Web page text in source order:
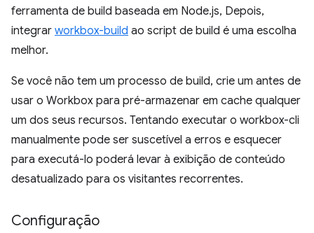
ferramenta de build baseada em Node.js, Depois,
integrar workbox-build ao script de build é uma escolha
melhor.
Se você não tem um processo de build, crie um antes de
usar o Workbox para pré-armazenar em cache qualquer
um dos seus recursos. Tentando executar o workbox-cli
manualmente pode ser suscetível a erros e esquecer
para executá-lo poderá levar à exibição de conteúdo
desatualizado para os visitantes recorrentes.
Configuração